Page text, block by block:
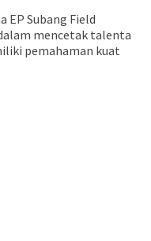
Subang Field
mencetak talenta
pemahaman kuat